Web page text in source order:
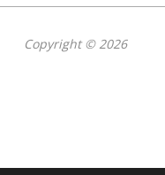
Copyright © 2026